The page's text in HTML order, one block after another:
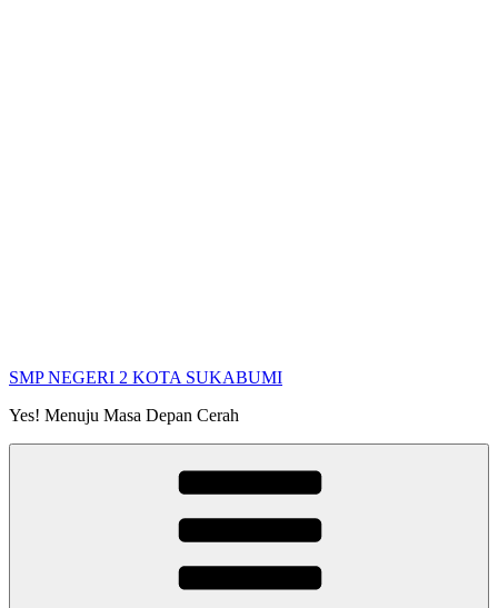
SMP NEGERI 2 KOTA SUKABUMI
Yes! Menuju Masa Depan Cerah